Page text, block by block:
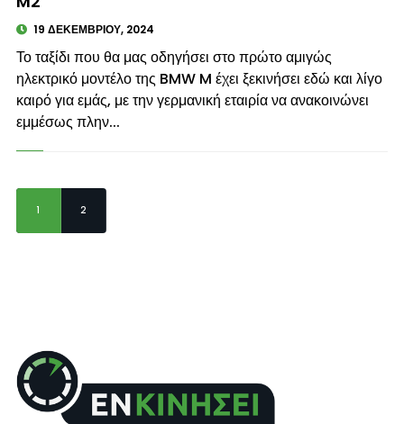
19 ΔΕΚΕΜΒΡΊΟΥ, 2024
Το ταξίδι που θα μας οδηγήσει στο πρώτο αμιγώς
ηλεκτρικό μοντέλο της BMW M έχει ξεκινήσει εδώ και λίγο
καιρό για εμάς, με την γερμανική εταιρία να ανακοινώνει
εμμέσως πλην...
1 2